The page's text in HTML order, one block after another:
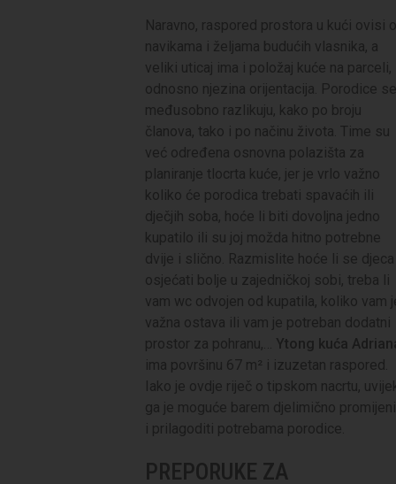
Naravno, raspored prostora u kući ovisi o
navikama i željama budućih vlasnika, a
veliki uticaj ima i položaj kuće na parceli,
odnosno njezina orijentacija. Porodice se
međusobno razlikuju, kako po broju
članova, tako i po načinu života. Time su
već određena osnovna polazišta za
planiranje tlocrta kuće, jer je vrlo važno
koliko će porodica trebati spavaćih ili
dječjih soba, hoće li biti dovoljna jedno
kupatilo ili su joj možda hitno potrebne
dvije i slično. Razmislite hoće li se djeca
osjećati bolje u zajedničkoj sobi, treba li
vam wc odvojen od kupatila, koliko vam
važna ostava ili vam je potreban dodatni
prostor za pohranu,… Ytong kuća
ima površinu 67 m² i izuzetan raspored.
Iako je ovdje riječ o tipskom nacrtu,
ga je moguće barem djelimično
i prilagoditi potrebama porodice.
PREPORUKE ZA